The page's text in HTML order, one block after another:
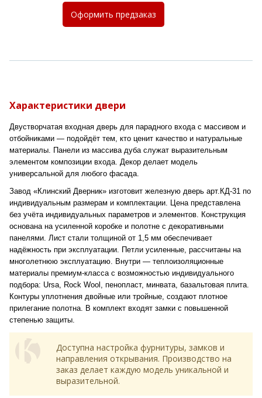
Оформить предзаказ
Характеристики двери
Двустворчатая входная дверь для парадного входа с массивом и
отбойниками — подойдёт тем, кто ценит качество и натуральные
материалы. Панели из массива дуба служат выразительным
элементом композиции входа. Декор делает модель
универсальной для любого фасада.
Завод «Клинский Дверник» изготовит железную дверь арт.КД-31 по
индивидуальным размерам и комплектации. Цена представлена
без учёта индивидуальных параметров и элементов. Конструкция
основана на усиленной коробке и полотне с декоративными
панелями. Лист стали толщиной от 1,5 мм обеспечивает
надёжность при эксплуатации. Петли усиленные, рассчитаны на
многолетнюю эксплуатацию. Внутри — теплоизоляционные
материалы премиум-класса с возможностью индивидуального
подбора: Ursa, Rock Wool, пенопласт, минвата, базальтовая плита.
Контуры уплотнения двойные или тройные, создают плотное
прилегание полотна. В комплект входят замки с повышенной
степенью защиты.
Доступна настройка фурнитуры, замков и
направления открывания. Производство на
заказ делает каждую модель уникальной и
выразительной.